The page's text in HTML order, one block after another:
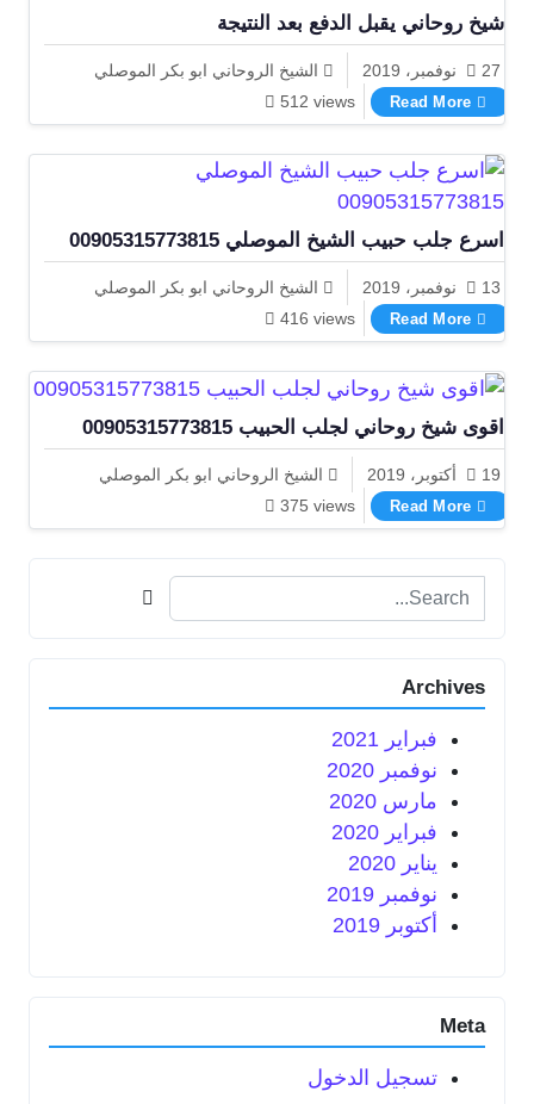
شيخ روحاني يقبل الدفع بعد النتيجة
27 نوفمبر، 2019
الشيخ الروحاني ابو بكر الموصلي
512 views
Read More
شيخ روحاني يقبل الدفع بعد النتيجة
اسرع جلب حبيب الشيخ الموصلي 00905315773815
13 نوفمبر، 2019
الشيخ الروحاني ابو بكر الموصلي
416 views
Read More
اسرع جلب حبيب الشيخ الموصلي 00905315773815
اقوى شيخ روحاني لجلب الحبيب 00905315773815
19 أكتوبر، 2019
الشيخ الروحاني ابو بكر الموصلي
375 views
Read More
اقوى شيخ روحاني لجلب الحبيب 00905315773815
Search for:
Archives
فبراير 2021
نوفمبر 2020
مارس 2020
فبراير 2020
يناير 2020
نوفمبر 2019
أكتوبر 2019
Meta
تسجيل الدخول